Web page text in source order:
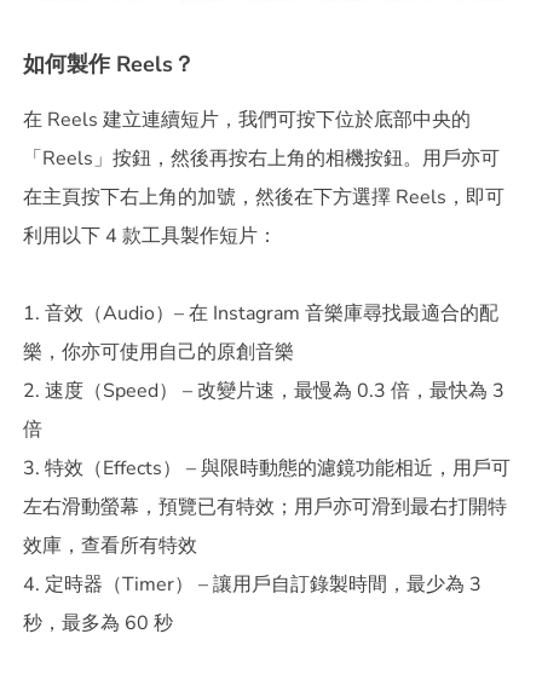
如何製作 Reels？
在 Reels 建立連續短片，我們可按下位於底部中央的
「Reels」按鈕，然後再按右上角的相機按鈕。用戶亦可
在主頁按下右上角的加號，然後在下方選擇 Reels，即可
利用以下 4 款工具製作短片：
1. 音效（Audio）– 在 Instagram 音樂庫尋找最適合的配
樂，你亦可使用自己的原創音樂
2. 速度（Speed） – 改變片速，最慢為 0.3 倍，最快為 3
倍
3. 特效（Effects） – 與限時動態的濾鏡功能相近，用戶可
左右滑動螢幕，預覽已有特效；用戶亦可滑到最右打開特
效庫，查看所有特效
4. 定時器（Timer） – 讓用戶自訂錄製時間，最少為 3
秒，最多為 60 秒